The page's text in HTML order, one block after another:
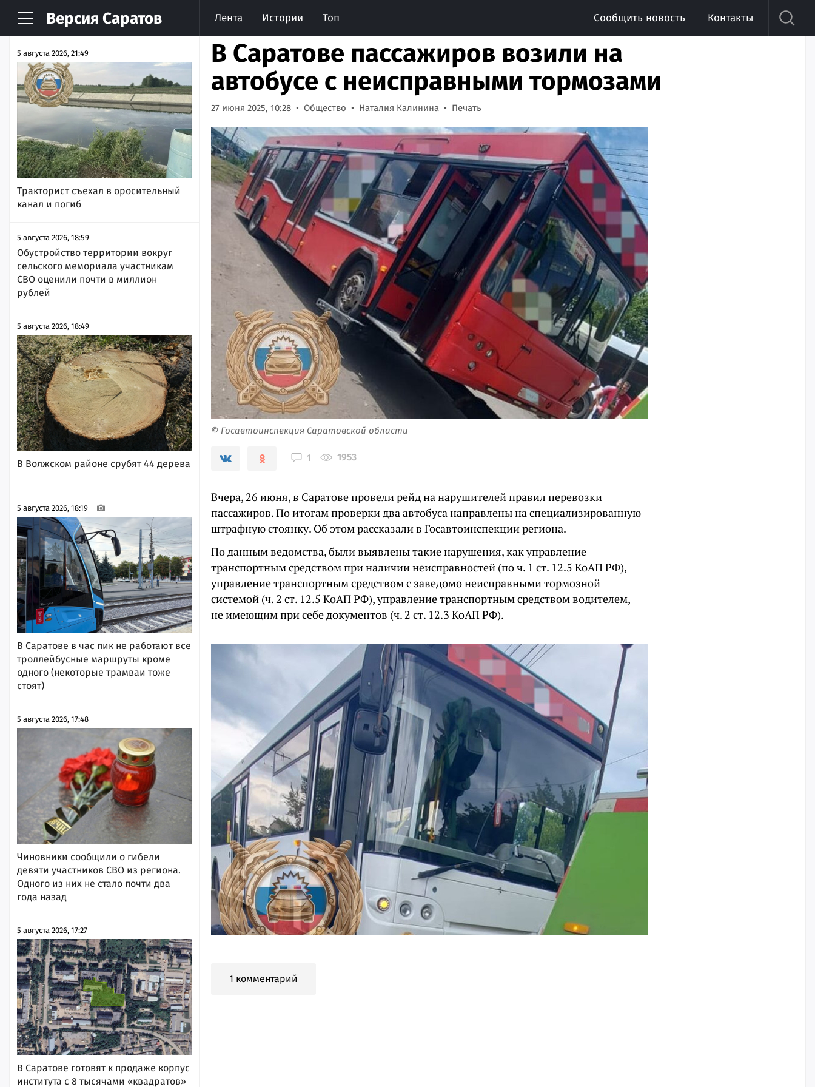
Версия Саратов Лента Истории Топ Сообщить новость Контакты
НОВОСТИ АРХИВ
5 августа 2026, 21:49
Тракторист съехал в оросительный
канал и погиб
5 августа 2026, 18:59
Обустройство территории вокруг
сельского мемориала участникам
СВО оценили почти в миллион
рублей
5 августа 2026, 18:49
В Волжском районе срубят 44 дерева
5 августа 2026, 18:19
В Саратове в час пик не работают все
троллейбусные маршруты кроме
одного (некоторые трамваи тоже
стоят)
5 августа 2026, 17:48
Чиновники сообщили о гибели
девяти участников СВО из региона.
Одного из них не стало почти два
года назад
5 августа 2026, 17:27
В Саратове готовят к продаже корпус
института с 8 тысячами «квадратов»
В Саратове пассажиров возили на
автобусе с неисправными тормозами
27 июня 2025, 10:28 Общество Наталия Калинина Печать
© Госавтоинспекция Саратовской области
1 1953
Вчера, 26 июня, в Саратове провели рейд на нарушителей правил перевозки
пассажиров. По итогам проверки два автобуса направлены на специализированную
штрафную стоянку. Об этом рассказали в Госавтоинспекции региона.
По данным ведомства, были выявлены такие нарушения, как управление
транспортным средством при наличии неисправностей (по ч. 1 ст. 12.5 КоАП РФ),
управление транспортным средством с заведомо неисправными тормозной
системой (ч. 2 ст. 12.5 КоАП РФ), управление транспортным средством водителем,
не имеющим при себе документов (ч. 2 ст. 12.3 КоАП РФ).
1 комментарий